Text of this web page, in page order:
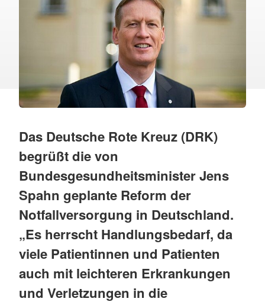
Das Deutsche Rote Kreuz (DRK)
begrüßt die von
Bundesgesundheitsminister Jens
Spahn geplante Reform der
Notfallversorgung in Deutschland.
„Es herrscht Handlungsbedarf, da
viele Patientinnen und Patienten
auch mit leichteren Erkrankungen
und Verletzungen in die